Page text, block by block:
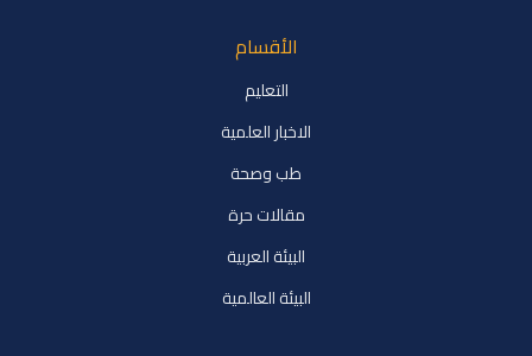
الأقسام
التعليم
الاخبار العلمية
طب وصحة
مقالات حرة
البيئة العربية
البيئة العالمية